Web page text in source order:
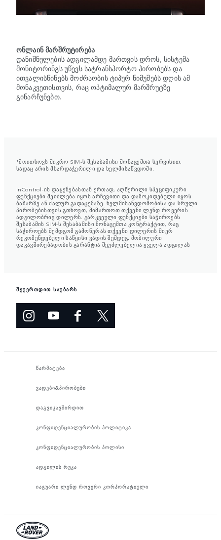
ონლაინ მარშრუტირება
დანიშნულების ადგილამდე მართვის დროს, სისტემა
მონიტორინგს უწევს სატრანსპორტო პირობებს და
ითვალისწინებს მოძრაობის ტიპურ ნიმუშებს დღის ამ
მონაკვეთისთვის, რაც ოპტიმალურ მარშრუტზე
გინარჩუნებთ.
*მოითხოვს მიკრო SIM-ს შესაბამისი მონაცემთა სერვისით.
სადაც არის მხარდაჭერილი და ხელმისაწვდომი.
InControl-ის დაყენებასთან ერთად, აღწერილი სპეციფიკური
ფუნქციები შეიძლება იყოს არჩევითი და დამოკიდებული იყოს
ბაზარზე ან ძალურ გადაცემაზე. ხელმისაწვდომობისა და სრული
პირობებისთვის გთხოვთ, მიმართოთ თქვენი ლენდ როვერის
ადგილობრივ დილერს. გარკვეული ფუნქციები საჭიროებს
შესაბამის SIM-ს შესაბამისი მონაცემთა კონტრაქტით, რაც
საჭიროებს შემდგომ გამოწერას თქვენი დილერის მიერ
რეკომენდებული საწყისი ვადის შემდეგ. მობილური
დაკავშირებადობის გარანტია შეუძლებელია ყველა ადგილას
შეუერთდით საუბარს
წარმატება
ვადები&პირობები
დაგვიკავშირდით
კონფიდენციალურობის პოლიტიკა
კონფიდენციალურობის პოლისი
ადგილის რუკა
იაგუარი ლენდ როვერი კორპორატიული